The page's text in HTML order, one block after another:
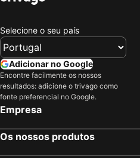
Hotel Ta' Cenc & Spa
Townhouse17 Boutique Bed & Breakfast
Maria Rosa Suites
Hotel Mellieha Bay
Hotel Panorama
Sunflower
Paceville, Malta Hotéis
St. Julian's, Malta Hotéis
Sliema, Malta Hotéis
Qawra, Malta Hotéis
Gżira, Malta Hotéis
Naxxar, Malta Hotéis
Selecione o seu país
Adicionar no Google
Encontre facilmente os nossos
resultados: adicione o trivago como
fonte preferencial no Google.
Empresa
Os nossos produtos